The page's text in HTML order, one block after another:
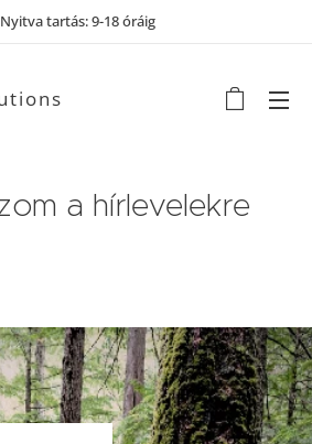
Nyitva tartás: 9-18 óráig
a hírlevelekre